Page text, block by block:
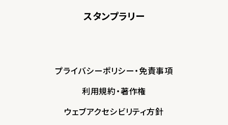
スタンプラリー
プライバシーポリシー・免責事項
利用規約・著作権
ウェブアクセシビリティ方針